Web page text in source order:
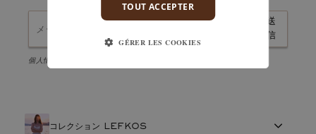
送
信
個人情報保護方針に同意し、ニュースレターを購読します。
コレクション LEFKOS
TOUT ACCEPTER
GÉRER LES COOKIES